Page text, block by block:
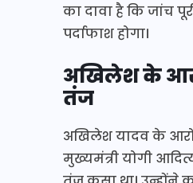
का दावा है कि जांच
पर्दाफाश होगा।
अखिलेश के
तंज
अखिलेश यादव के
मुख्यमंत्री योगी